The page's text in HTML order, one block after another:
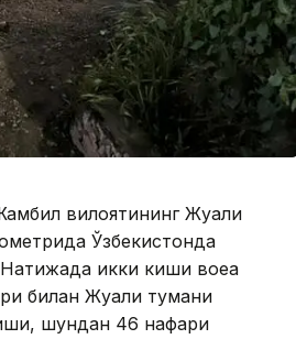
вилоятининг Жуали
Ўзбекистонда
икки киши воқеа
билан Жуали тумани
шундан 46 нафари